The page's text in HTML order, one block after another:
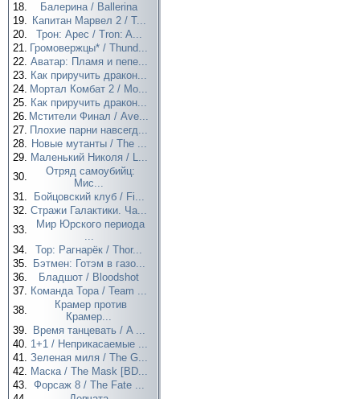
18.
Балерина / Ballerina
19. Капитан Марвел 2 / T...
20.
Трон: Арес / Tron: A...
21. Громовержцы* / Thund...
22. Аватар: Пламя и пепе...
23. Как приручить дракон...
24. Мортал Комбат 2 / Mo...
25. Как приручить дракон...
26. Мстители Финал / Ave...
27. Плохие парни навсегд...
28. Новые мутанты / The ...
29. Маленький Николя / L...
30.
Отряд самоубийц:
Мис...
31.
Бойцовский клуб / Fi...
32. Стражи Галактики. Ча...
33.
Мир Юрского периода
...
34.
Тор: Рагнарёк / Thor...
35.
Бэтмен: Готэм в газо...
36.
Бладшот / Bloodshot
37. Команда Тора / Team ...
38.
Крамер против
Крамер...
39.
Время танцевать / A ...
40. 1+1 / Неприкасаемые ...
41. Зеленая миля / The G...
42. Маска / The Mask [BD...
43. Форсаж 8 / The Fate ...